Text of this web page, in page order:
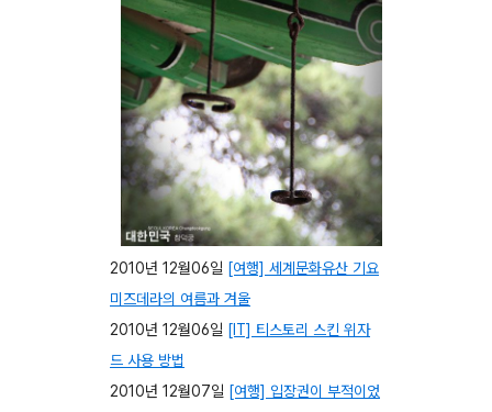
2010년 12월06일 [여행] 세계문화유산 기요
미즈데라의 여름과 겨울
2010년 12월06일 [IT] 티스토리 스킨 위자
드 사용 방법
2010년 12월07일 [여행] 입장권이 부적이었